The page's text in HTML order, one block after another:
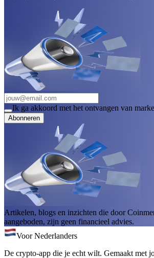
Ik ga akkoord met het ontvangen van
Abonneren
Artikelen, blogs en inzichten die door
aangeboden, zijn geen financieel advies.
Voor Nederlanders
De crypto-app die je echt wilt. Gemaakt met